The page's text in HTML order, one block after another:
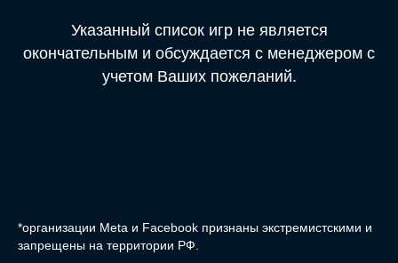
Указанный список игр не является
окончательным и обсуждается с менеджером с
учетом Ваших пожеланий.
*организации Meta и Facebook признаны экстремистскими и
запрещены на территории РФ.